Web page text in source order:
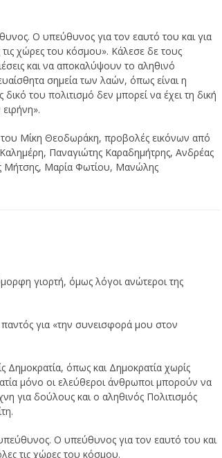
Ο υπεύθυνος για τον εαυτό του και για
τις χώρες του κόσμου». Κάλεσε δε τους
και να αποκαλύψουν το αληθινό
σημεία των λαών, όπως είναι η
του πολιτισμό δεν μπορεί να έχει τη δική
Μίκη Θεοδωράκη, προβολές εικόνων από
Παναγιώτης Καραδημήτρης, Ανδρέας
Μήτσης, Μαρία Φωτίου, Μανώλης
γιορτή, όμως λόγοι ανώτεροι της
για «την συνεισφορά μου στον
Δημοκρατία, όπως και Δημοκρατία χωρίς
μόνο οι ελεύθεροι άνθρωποι μπορούν να
για δούλους και ο αληθινός Πολιτισμός
Ο υπεύθυνος για τον εαυτό του και
τις χώρες του κόσμου.